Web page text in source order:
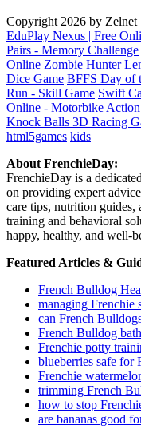
Copyright 2026 by Zelnet
EduPlay Nexus | Free
Pairs - Memory Challenge
Online Zombie Hunter
Dice Game BFFS Day of
Run - Skill Game Swift
Online - Motorbike Action
Knock Balls 3D Racing
html5games kids
About FrenchieDay:
FrenchieDay is a
on providing expert
care tips, nutrition
training and behavioral
happy, healthy, and well-
Featured Articles &
French Bulldog
managing Frenchie
can French
French Bulldog
Frenchie potty
blueberries safe for
Frenchie
trimming French
how to stop
are bananas good